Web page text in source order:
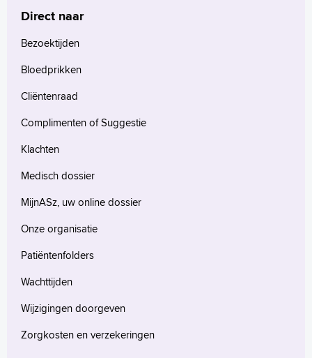
Direct naar
Bezoektijden
Bloedprikken
Cliëntenraad
Complimenten of Suggestie
Klachten
Medisch dossier
MijnASz, uw online dossier
Onze organisatie
Patiëntenfolders
Wachttijden
Wijzigingen doorgeven
Zorgkosten en verzekeringen